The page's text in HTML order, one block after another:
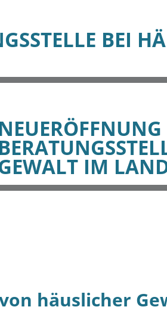
BEI
NEUERÖFFNUNG
IM
häuslicher